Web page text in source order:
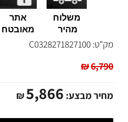
משלוח
מהיר
אתר
מאובטח
מק"ט: C0328271827100
₪6,790
מחיר מבצע: ₪5,866